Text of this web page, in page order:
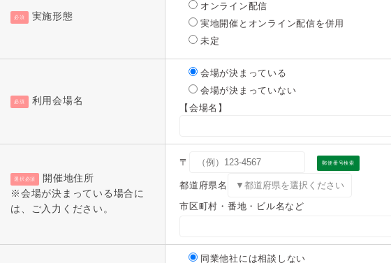
必須 実施形態
オンライン配信
実地開催とオンライン配信を併用
未定
必須 利用会場名
会場が決まっている
会場が決まっていない
【会場名】
選択必須
開催地住所
※会場が決まっている場合に
は、ご入力ください。
〒 郵便番号検索
都道府県名
市区町村・番地・ビル名など
同業他社には相談しない